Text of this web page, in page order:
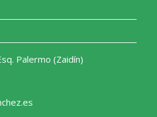
Palermo (Zaidín)